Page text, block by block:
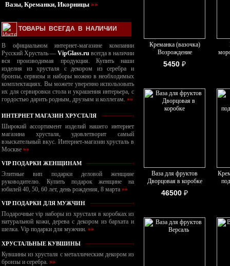
Вазы, Креманки, Икорницы »»
ТОВАРЫ ВСЕГДА В НАЛИЧИИ
В официальном интернет-магазине компании
Русский Хрусталь — VipGlass.ru всегда в наличии
вся производимая продукция. Купить наши
изделия из хрусталя с декором из серебра и
бронзы, сервизы и наборы можно в необходимых
комплектациях. Вы можете уверенно использовать
их для сервировки стола и украшения интерьера, с
гордостью дарить родным, друзьям и коллегам. »»
ИНТЕРНЕТ МАГАЗИН ХРУСТАЛЯ
Широкий ассортимент изделий нашего интернет
магазина хрусталя, удовлетворит самый
взыскательный вкус. Интернет-магазин хрусталь в
Москве »»
VIP ПОДАРКИ ЖЕНЩИНАМ
Элитные вип подарки деловой женщине
руководителю. Купить подарок женщине на
юбилей 40, 50, 60 лет, день рождения, 8 марта »»
VIP ПОДАРКИ ДЛЯ МУЖЧИН
Подарочные vip наборы из хрусталя в коробках из
натуральной кожи, дерева с декором из бархата и
шелка. Vip подарки для мужчин. »»
ХРУСТАЛЬНЫЕ КУВШИНЫ
Кувшины из хрусталя с металлическим декором из
бронзы и серебра. »»
Креманка (вазочка)
Возрождение
5450 ₽
Ваза для фруктов
Дворцовая в коробке
46500 ₽